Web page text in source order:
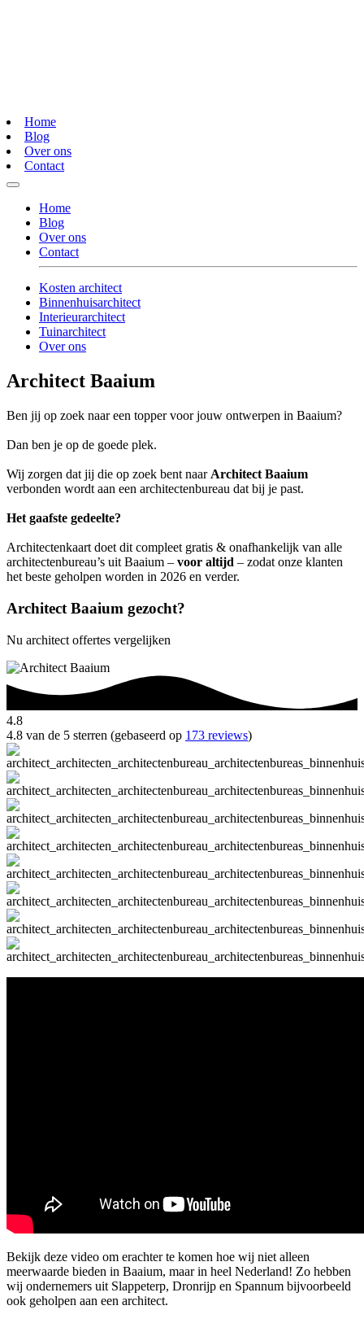
Home
Blog
Over ons
Contact
Home
Blog
Over ons
Contact
Kosten architect
Binnenhuisarchitect
Interieurarchitect
Tuinarchitect
Over ons
Architect Baaium
Ben jij op zoek naar een topper voor jouw ontwerpen in Baaium?
Dan ben je op de goede plek.
Wij zorgen dat jij die op zoek bent naar Architect Baaium
verbonden wordt aan een architectenbureau dat bij je past.
Het gaafste gedeelte?
Architectenkaart doet dit compleet gratis & onafhankelijk van alle
architectenbureau’s uit Baaium – voor altijd – zodat onze klanten
het beste geholpen worden in 2026 en verder.
Architect Baaium gezocht?
Nu architect offertes vergelijken
4.8
4.8 van de 5 sterren (gebaseerd op 173 reviews)
Bekijk deze video om erachter te komen hoe wij niet alleen
meerwaarde bieden in Baaium, maar in heel Nederland! Zo hebben
wij ondernemers uit Slappeterp, Dronrijp en Spannum bijvoorbeeld
ook geholpen aan een architect.